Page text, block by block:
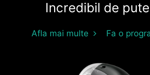
Incredibil de
Afla mai multe Fa o